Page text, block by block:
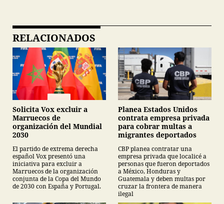
RELACIONADOS
Solicita Vox excluir a
Marruecos de
organización del Mundial
2030
El partido de extrema derecha
español Vox presentó una
iniciativa para excluir a
Marruecos de la organización
conjunta de la Copa del Mundo
de 2030 con España y Portugal.
Planea Estados Unidos
contrata empresa privada
para cobrar multas a
migrantes deportados
CBP planea contratar una
empresa privada que localicé a
personas que fueron deportados
a México, Honduras y
Guatemala y deben multas por
cruzar la frontera de manera
ilegal